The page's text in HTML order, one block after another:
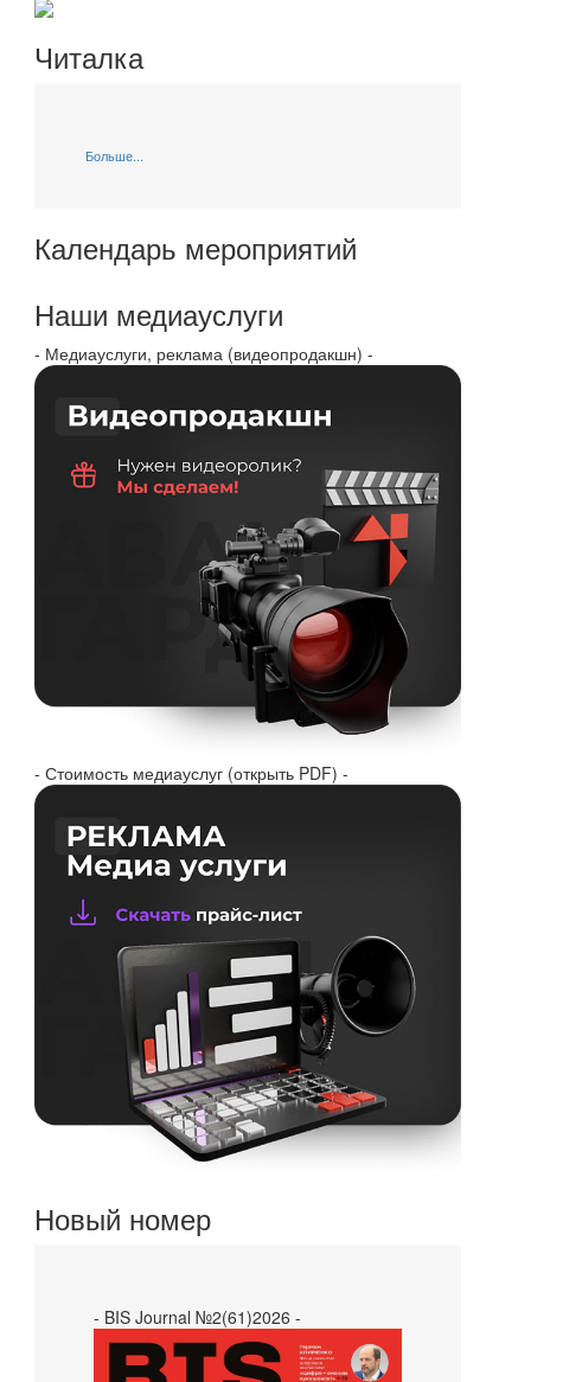
Читалка
Больше...
Календарь мероприятий
Наши медиауслуги
- Медиауслуги, реклама (видеопродакшн) -
- Стоимость медиауслуг (открыть PDF) -
Новый номер
- BIS Journal №2(61)2026 -